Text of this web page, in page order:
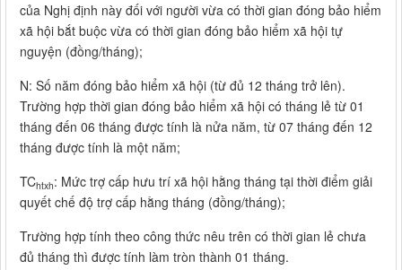
của Nghị định này đối với người vừa có thời gian đóng bảo hiểm
xã hội bắt buộc vừa có thời gian đóng bảo hiểm xã hội tự
nguyện (đồng/tháng);
N: Số năm đóng bảo hiểm xã hội (từ đủ 12 tháng trở lên).
Trường hợp thời gian đóng bảo hiểm xã hội có tháng lẻ từ 01
tháng đến 06 tháng được tính là nửa năm, từ 07 tháng đến 12
tháng được tính là một năm;
TChtxh: Mức trợ cấp hưu trí xã hội hằng tháng tại thời điểm giải
quyết chế độ trợ cấp hằng tháng (đồng/tháng);
Trường hợp tính theo công thức nêu trên có thời gian lẻ chưa
đủ tháng thì được tính làm tròn thành 01 tháng.